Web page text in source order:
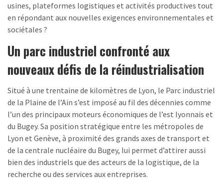
usines, plateformes logistiques et activités productives tout
en répondant aux nouvelles exigences environnementales et
sociétales ?
Un parc industriel confronté aux
nouveaux défis de la réindustrialisation
Situé à une trentaine de kilomètres de Lyon, le Parc industriel
de la Plaine de l’Ain s’est imposé au fil des décennies comme
l’un des principaux moteurs économiques de l’est lyonnais et
du Bugey. Sa position stratégique entre les métropoles de
Lyon et Genève, à proximité des grands axes de transport et
de la centrale nucléaire du Bugey, lui permet d’attirer aussi
bien des industriels que des acteurs de la logistique, de la
recherche ou des services aux entreprises.